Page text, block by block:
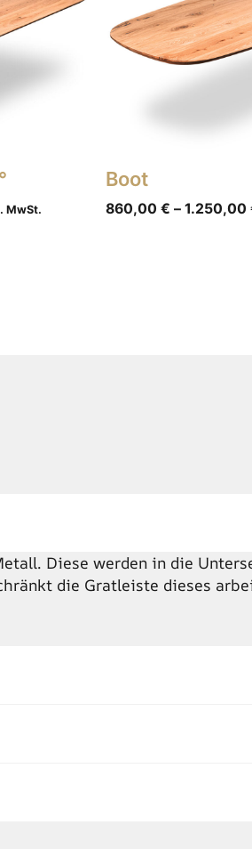
MwSt.
Boot
860,00 € – 1.250,00
Diese werden in die
die Gratleiste dieses